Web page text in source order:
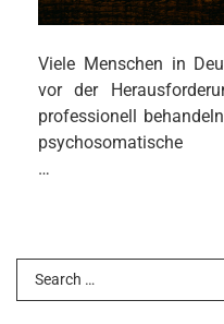
Viele Menschen in
vor der
professionell
psychosomatische
…
Search
for: